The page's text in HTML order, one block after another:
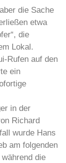
die Sache
etwa
die
Lokal.
Rufen auf den
ein
in der
Richard
wurde Hans
am folgenden
die